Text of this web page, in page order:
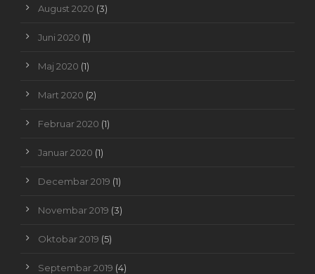
August 2020 (3)
Juni 2020 (1)
Maj 2020 (1)
Mart 2020 (2)
Februar 2020 (1)
Januar 2020 (1)
Decembar 2019 (1)
Novembar 2019 (3)
Oktobar 2019 (5)
Septembar 2019 (4)